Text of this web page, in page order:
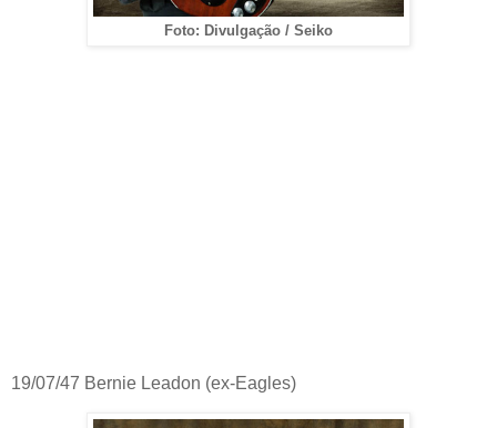
Foto: Divulgação / Seiko
19/07/47 Bernie Leadon (ex-Eagles)